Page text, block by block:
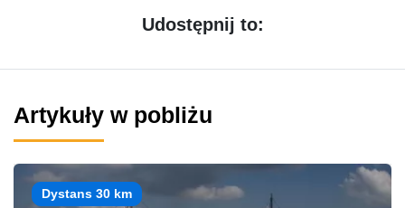
Udostępnij to:
Artykuły w pobliżu
Dystans 30 km